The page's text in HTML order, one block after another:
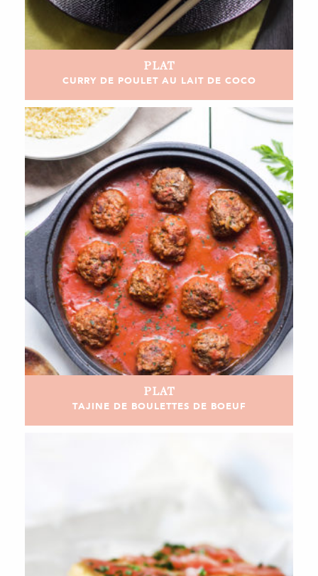
PLAT
CURRY DE POULET AU LAIT DE COCO
PLAT
TAJINE DE BOULETTES DE BOEUF